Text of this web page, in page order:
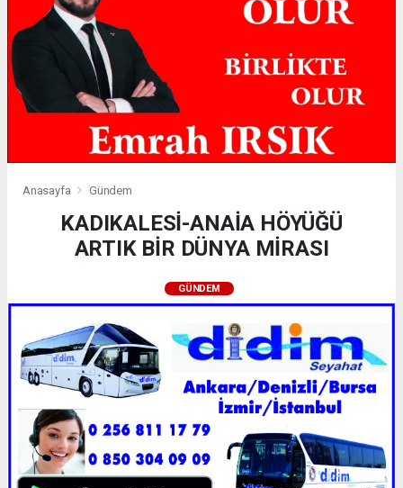
Anasayfa Gündem
KADIKALESİ-ANAİA HÖYÜĞÜ
ARTIK BİR DÜNYA MİRASI
GÜNDEM